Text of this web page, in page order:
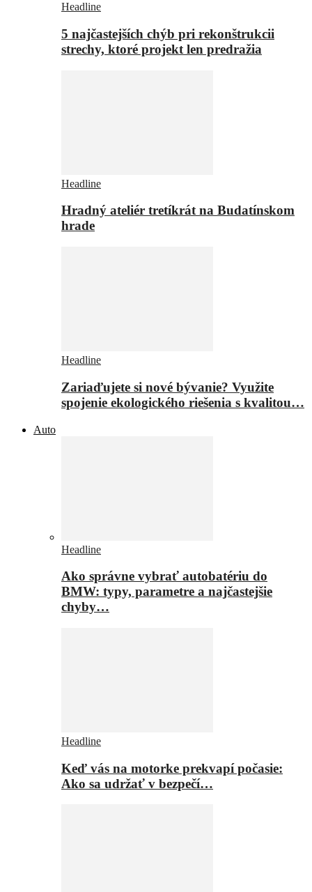
Headline
5 najčastejších chýb pri rekonštrukcii
strechy, ktoré projekt len predražia
Headline
Hradný ateliér tretíkrát na Budatínskom
hrade
Headline
Zariaďujete si nové bývanie? Využite
spojenie ekologického riešenia s kvalitou…
Auto
Headline
Ako správne vybrať autobatériu do
BMW: typy, parametre a najčastejšie
chyby…
Headline
Keď vás na motorke prekvapí počasie:
Ako sa udržať v bezpečí…